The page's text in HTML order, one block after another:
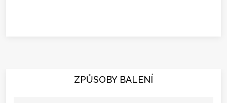
ZPŮSOBY BALENÍ